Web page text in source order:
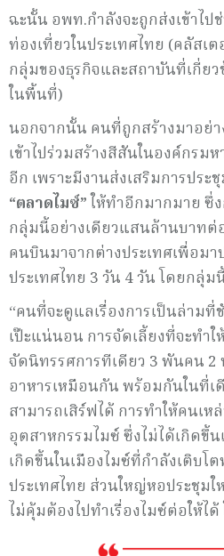
ฉะนั้น อพท.กำลังจะถูกส่งเข้าไป
ท่องเที่ยวในประเทศไทย (คลัสเ
กลุ่มของธุรกิจและสถาบันที่เกี่ย
ในพื้นที่)
นอกจากนั้น คนที่ถูกสร้างมาอย่
เข้าไปร่วมสร้างสีสันในองค์กรม
อีก เพราะมีงานส่งเสริมการประ
“ตลาดไมซ์”ให้ทำอีกมากมาย ซึ่
กลุ่มนี้อย่างเดียวแสนล้านบาท
คนบินมาจากต่างประเทศเพื่อม
ประเทศไทย 3 วัน 4 วัน โดยกลุ่ม
“คนที่จะดูแลเรื่องการเป็นล่ามที่
เป๊ะแน่นอน การจัดเลี้ยงที่จะทำ
จัดนิทรรศการทีเดียว 3 พันคน
อาหารเหมือนกัน พร้อมกันในที่เ
สามารถเสิร์ฟได้ การทำให้คนเห
อุตสาหกรรมไมซ์ ซึ่งไม่ได้เกิดขึ้น
เกิดขึ้นในเมืองไมซ์ที่กำลังเติบโ
ประเทศไทย ส่วนใหญ่หอประชุม
ไม่คุ้มต้องไปทำเรื่องไมซ์ต่อให้ไ